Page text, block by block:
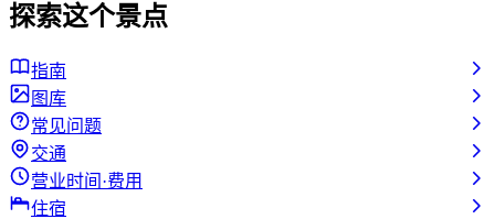
探索这个景点
指南
图库
常见问题
交通
营业时间·费用
住宿